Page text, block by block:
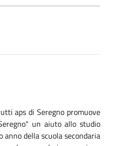
aps di Seregno promuove
un aiuto allo studio
della scuola secondaria